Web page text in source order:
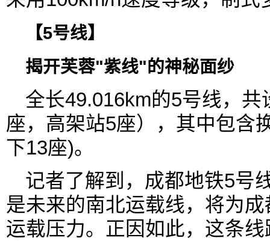
【5号线】
揭开芙蓉"紫线"的神秘面纱
全长49.016km的5号线，
座，高架站5座），其中包含
下13座)。
记者了解到，成都地铁5号
是未来的南北运载线，将为
运载压力。正因如此，这条